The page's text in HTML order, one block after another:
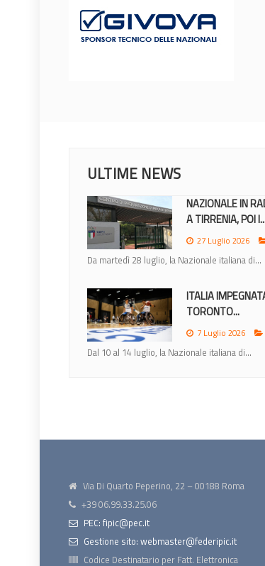
ULTIME NEWS
NAZIONALE IN
A TIRRENIA, POI
27 Luglio 2026
Da martedì 28 luglio, la Nazionale italiana di...
ITALIA
TORONTO...
7 Luglio 2026
Dal 10 al 14 luglio, la Nazionale italiana di...
Via Di Quarto Peperino, 22 – 00188 Roma
+39 06.99.33.25.06
PEC: fipic@pec.it
Gestione sito: webmaster@federipic.it
Codice Destinatario per Fatt. Elettronica